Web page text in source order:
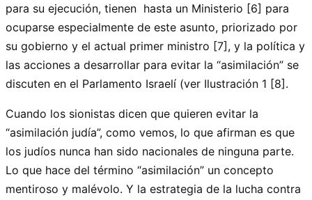
para su ejecución, tienen hasta un Ministerio [6] para
ocuparse especialmente de este asunto, priorizado por
su gobierno y el actual primer ministro [7], y la política y
las acciones a desarrollar para evitar la “asimilación” se
discuten en el Parlamento Israelí (ver Ilustración 1 [8].
Cuando los sionistas dicen que quieren evitar la
“asimilación judía”, como vemos, lo que afirman es que
los judíos nunca han sido nacionales de ninguna parte.
Lo que hace del término “asimilación” un concepto
mentiroso y malévolo. Y la estrategia de la lucha contra